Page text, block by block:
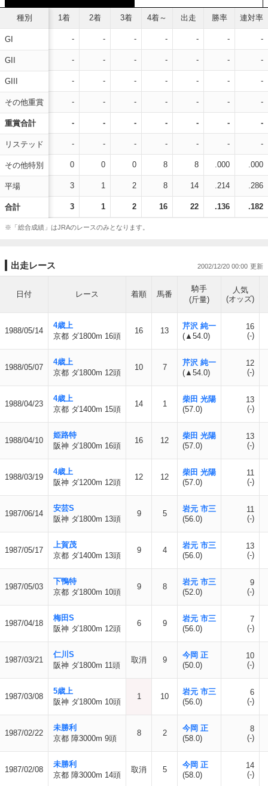
種別
GI
GII
GIII
その他重賞
重賞合計
リステッド
その他特別
平場
合計
1着 2着 3着 4着～ 出走 勝率 連対率
- - - - - - -
- - - - - - -
- - - - - - -
- - - - - - -
- - - - - - -
- - - - - - -
0 0 0 8 8 .000 .000
3 1 2 8 14 .214 .286
3 1 2 16 22 .136 .182
※「総合成績」はJRAのレースのみとなります。
出走レース 2002/12/20 00:00
日付 レース 着順 馬番
騎手
(斤量)
人気
(オッズ)
1988/05/14
4歳上
京都 ダ1800m 16頭
16 13
芹沢 純一
(▲54.0)
16
(-)
1988/05/07
4歳上
京都 ダ1800m 12頭
10 7
芹沢 純一
(▲54.0)
12
(-)
1988/04/23
4歳上
京都 ダ1400m 15頭
14 1
柴田 光陽
(57.0)
13
(-)
1988/04/10
姫路特
阪神 ダ1800m 16頭
16 12
柴田 光陽
(57.0)
13
(-)
1988/03/19
4歳上
阪神 ダ1200m 12頭
12 12
柴田 光陽
(57.0)
11
(-)
1987/06/14
安芸S
阪神 ダ1800m 13頭
9 5
岩元 市三
(56.0)
11
(-)
1987/05/17
上賀茂
京都 ダ1400m 13頭
9 4
岩元 市三
(56.0)
13
(-)
1987/05/03
下鴨特
京都 ダ1800m 10頭
9 8
岩元 市三
(52.0)
9
(-)
1987/04/18
梅田S
阪神 ダ1800m 12頭
6 9
岩元 市三
(56.0)
7
(-)
1987/03/21
仁川S
阪神 ダ1800m 11頭
取消 9
今岡 正
(50.0)
10
(-)
1987/03/08
5歳上
阪神 ダ1800m 10頭
1 10
岩元 市三
(56.0)
6
(-)
1987/02/22
未勝利
京都 障3000m 9頭
8 2
今岡 正
(58.0)
8
(-)
1987/02/08
未勝利
京都 障3000m 14頭
取消 5
今岡 正
(58.0)
14
(-)